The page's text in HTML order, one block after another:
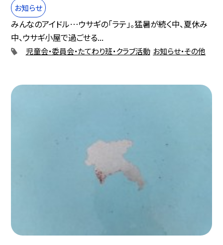
お知らせ
みんなのアイドル…ウサギの「ラテ」。猛暑が続く中、夏休み
中、ウサギ小屋で過ごせる...
児童会・委員会・たてわり班・クラブ活動 お知らせ・その他